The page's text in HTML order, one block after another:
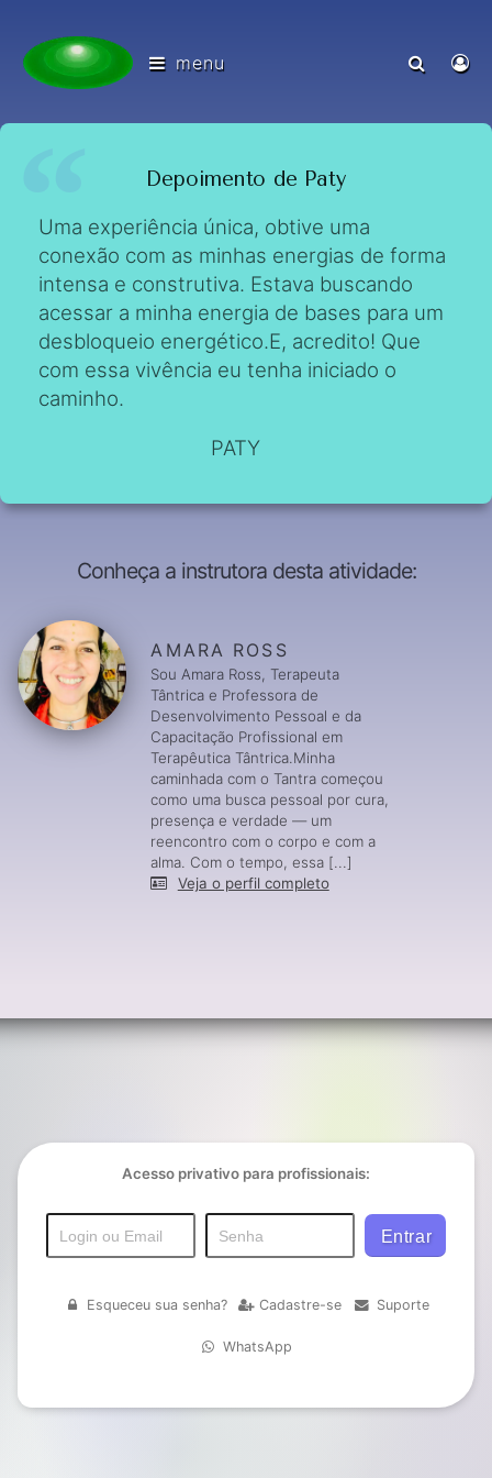
menu
Depoimento de Paty
Uma experiência única, obtive uma
conexão com as minhas energias de forma
intensa e construtiva. Estava buscando
acessar a minha energia de bases para um
desbloqueio energético.E, acredito! Que
com essa vivência eu tenha iniciado o
caminho.
PATY
Conheça a instrutora desta atividade:
AMARA ROSS
Sou Amara Ross, Terapeuta
Tântrica e Professora de
Desenvolvimento Pessoal e da
Capacitação Profissional em
Terapêutica Tântrica.Minha
caminhada com o Tantra começou
como uma busca pessoal por cura,
presença e verdade — um
reencontro com o corpo e com a
alma. Com o tempo, essa [...]
Veja o perfil completo
Acesso privativo para profissionais:
Esqueceu sua senha? Cadastre-se Suporte
WhatsApp